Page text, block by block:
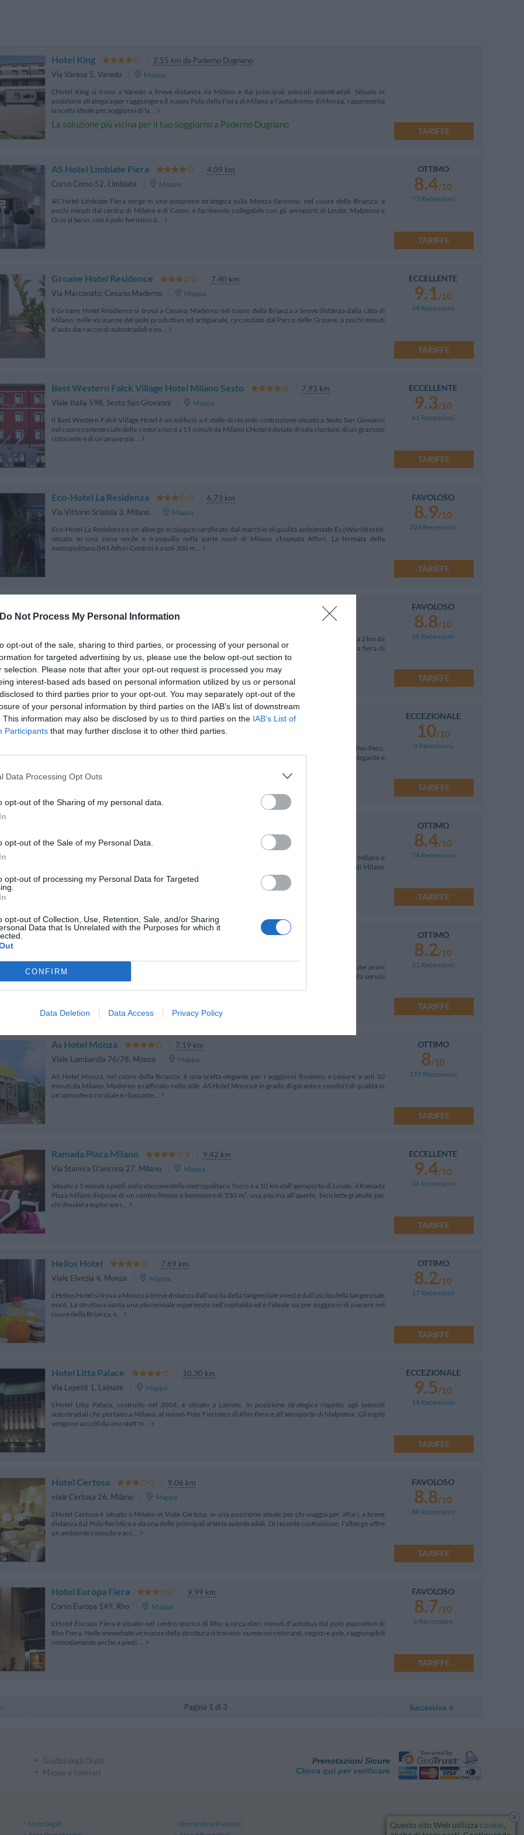
Do Not Process My Personal Information
opt-out of the sale, sharing to third parties, or processing of your personal or
for targeted advertising by us, please use the below opt-out section to
selection. Please note that after your opt-out request is processed you may
interest-based ads based on personal information utilized by us or personal
to third parties prior to your opt-out. You may separately opt-out of the
of your personal information by third parties on the IAB’s list of downstream
This information may also be disclosed by us to third parties on the IAB’s List of
Participants that may further disclose it to other third parties.
Data Processing Opt Outs
opt-out of the Sharing of my personal data.
opt-out of the Sale of my Personal Data.
opt-out of processing my Personal Data for Targeted
opt-out of Collection, Use, Retention, Sale, and/or Sharing
Data that Is Unrelated with the Purposes for which it
CONFIRM
Data Deletion Data Access Privacy Policy
Hotel King
2.55 km da Paderno Dugnano
Via Varese 5, Varedo
Mappa
L’Hotel King si trova a Varedo a breve distanza da Milano e dai principali svincoli autostradali. Situato in
posizione strategica per raggiungere il nuovo Polo della Fiera di Milano e l'autodromo di Monza, rappresenta
la scelta ideale per soggiorni di la...
La soluzione più vicina per il tuo soggiorno a Paderno Dugnano
TARIFFE
AS Hotel Limbiate Fiera
4.09 km
Corso Como 52, Limbiate
Mappa
AS Hotel Limbiate Fiera sorge in una posizione strategica sulla Monza-Saronno, nel cuore della Brianza, a
pochi minuti dal centro di Milano e di Como, e facilmente collegabile con gli aeroporti di Linate, Malpensa e
Orio al Serio, con il polo fieristico d...
OTTIMO
8.4/10
73 Recensioni
TARIFFE
Groane Hotel Residence
7.40 km
Via Marconato, Cesano Maderno
Mappa
ll Groane Hotel Residence si trova a Cesano Maderno nel cuore della Brianza a breve distanza dalla città di
Milano, nelle vicinanze del polo produttivo ed artigianale, circondato dal Parco delle Groane, a pochi minuti
d'auto dai raccordi autostradali e no...
ECCELLENTE
9.1/10
49 Recensioni
TARIFFE
Best Western Falck Village Hotel Milano Sesto
7.93 km
Viale Italia 598, Sesto San Giovanni
Mappa
Il Best Western Falck Village Hotel è un edificio a 4 stelle di recente costruzione situato a Sesto San Giovanni
nel cuore commerciale della cintura nord a 15 minuti da Milano L'Hotel è dotato di sala riunioni, di un grazioso
ristorante e di un ampio par...
ECCELLENTE
9.3/10
61 Recensioni
TARIFFE
Eco-Hotel La Residenza
6.73 km
Via Vittorio Scialoia 3, Milano
Mappa
Eco-Hotel La Residenza è un albergo ecologico certificato dal marchio di qualità ambientale EcoWorldHotel,
situato in una zona verde e tranquilla nella parte nord di Milano chiamata Affori. La fermata della
metropolitana (M3 Affori Centro) è a soli 300 m...
FAVOLOSO
8.9/10
224 Recensioni
TARIFFE
Via Francesco De Sanctis 5,Cinisello Balsamo
Il Cosmo Hotel Palace, quattro stelle di nuovissima costruzione, è un moderno hotel di design situato a 2 km da
Milano, in prossimità di uno dei principali accessi autostradali sulle direttive per Monza, la nuova fiera di
Milano Rho-Pero e gli aeroporti d...
FAVOLOSO
8.8/10
28 Recensioni
TARIFFE
Hotel Accursio
8.71 km
Viale Certosa 88, Milano
Mappa
Situato in posizione strategica, a pochi minuti dal centro città e a soli 7 km dal Polo Fieristico di Rho-Pero,
l'Hotel Accursio si trova in prossimità delle uscite delle Autostrade: A4, A8 e A9. L'Hotel Accursio, elegante e
La struttura vicino Paderno Dugnano con i migliori giudizi
ECCEZIONALE
10/10
3 Recensioni
TARIFFE
Via Alessandro Manzoni 101,
L’AS Hotel dei Giovi è lieto di accogliere i suoi ospiti a Cesano Maderno, in posizione strategica tra Milano e
Como, a poco più di 20 minuti dagli aeroporti di Linate, Malpensa e Orio al Serio, e dai poli fieristici di Milano
City e di Rho-Pero. Ideale...
OTTIMO
8.4/10
74 Recensioni
TARIFFE
L'Hotel Europa è un moderno 3 stelle di Sesto San Giovanni, situato in una palazzina in stile Liberty dei primi
anni del '900. Accogliente e funzionale, offre interni eleganti caratterizzati da un design ricercato e da servizi
OTTIMO
8.2/10
21 Recensioni
TARIFFE
As Hotel Monza
7.19 km
Viale Lombardia 76/78, Monza
Mappa
AS Hotel Monza, nel cuore della Brianza, è una scelta elegante per i soggiorni Business e Leisure a soli 10
minuti da Milano. Moderno e raffinato nello stile, AS Hotel Monza è in grado di garantire comfort di qualità in
un'atmosfera cordiale e rilassante...
OTTIMO
8/10
119 Recensioni
TARIFFE
Ramada Plaza Milano
9.42 km
Via Stamira D'ancona 27, Milano
Mappa
Situato a 5 minuti a piedi dalla stazione della metropolitana Turro e a 10 km dall'aeroporto di Linate, il Ramada
Plaza Milano dispone di un centro fitness e benessere di 550 m², una piscina all'aperto, biciclette gratuite per
chi desidera esplorare i...
ECCELLENTE
9.4/10
36 Recensioni
TARIFFE
Helios Hotel
7.69 km
Viale Elvezia 4, Monza
Mappa
L’Helios Hotel si trova a Monza a breve distanza dall’uscita della tangenziale ovest e dall’uscita della tangenziale
nord. La struttura vanta una pluriennale esperienza nell’ospitalità ed è l'ideale sia per soggiorni di piacere nel
cuore della Brianza, s...
OTTIMO
8.2/10
17 Recensioni
TARIFFE
Hotel Litta Palace
10.30 km
Via Lepetit 1, Lainate
Mappa
L'Hotel Litta Palace, costruito nel 2004, è situato a Lainate, in posizione strategica rispetto agli svincoli
autostradali che portano a Milano, al nuovo Polo Fieristico di Rho-Pero e all'aeroporto di Malpensa. Gli ospiti
vengono accolti da uno staff m...
ECCEZIONALE
9.5/10
14 Recensioni
TARIFFE
Hotel Certosa
9.06 km
viale Certosa 26, Milano
Mappa
L'Hotel Certosa è situato a Milano in Viale Certosa, in una posizione ideale per chi viaggia per affari, a breve
distanza dal Polo fieristico e da una delle principali arterie autostradali. Di recente costruzione, l'albergo offre
un ambiente comodo e acc...
FAVOLOSO
8.8/10
88 Recensioni
TARIFFE
Hotel Europa Fiera
9.99 km
Corso Europa 149, Rho
Mappa
L'Hotel Europa Fiera è situato nel centro storico di Rho a circa dieci minuti d'autobus dal polo espositivo di
Rho Fiera. Nelle immediate vicinanze della struttura si trovano numerosi ristoranti, negozi e pub, raggiungibili
comodamente anche a piedi....
FAVOLOSO
8.7/10
6 Recensioni
TARIFFE
Pagina 1 di 3 Successiva
Giudizi degli Ospiti
Mappe e Itinerari
Prenotazioni Sicure
Clicca qui per verificare
Note Legali
Domande e Risposte
x
Questo sito Web utilizza cookie,